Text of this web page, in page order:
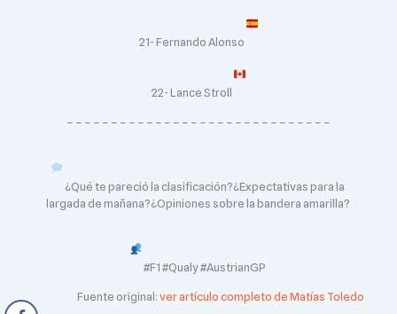
21- Fernando Alonso
22- Lance Stroll
– – – – – – – – – – – – – – – – – – – – – – – – – – – – – –
¿Qué te pareció la clasificación?¿Expectativas para la
largada de mañana?¿Opiniones sobre la bandera amarilla?
#F1 #Qualy #AustrianGP
Fuente original:ver artículo completo de Matías Toledo